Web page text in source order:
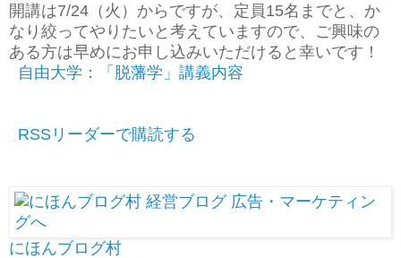
開講は7/24（火）からですが、定員15名までと、か
なり絞ってやりたいと考えていますので、ご興味の
ある方は早めにお申し込みいただけると幸いです！
自由大学：「脱藩学」講義内容
RSSリーダーで購読する
にほんブログ村